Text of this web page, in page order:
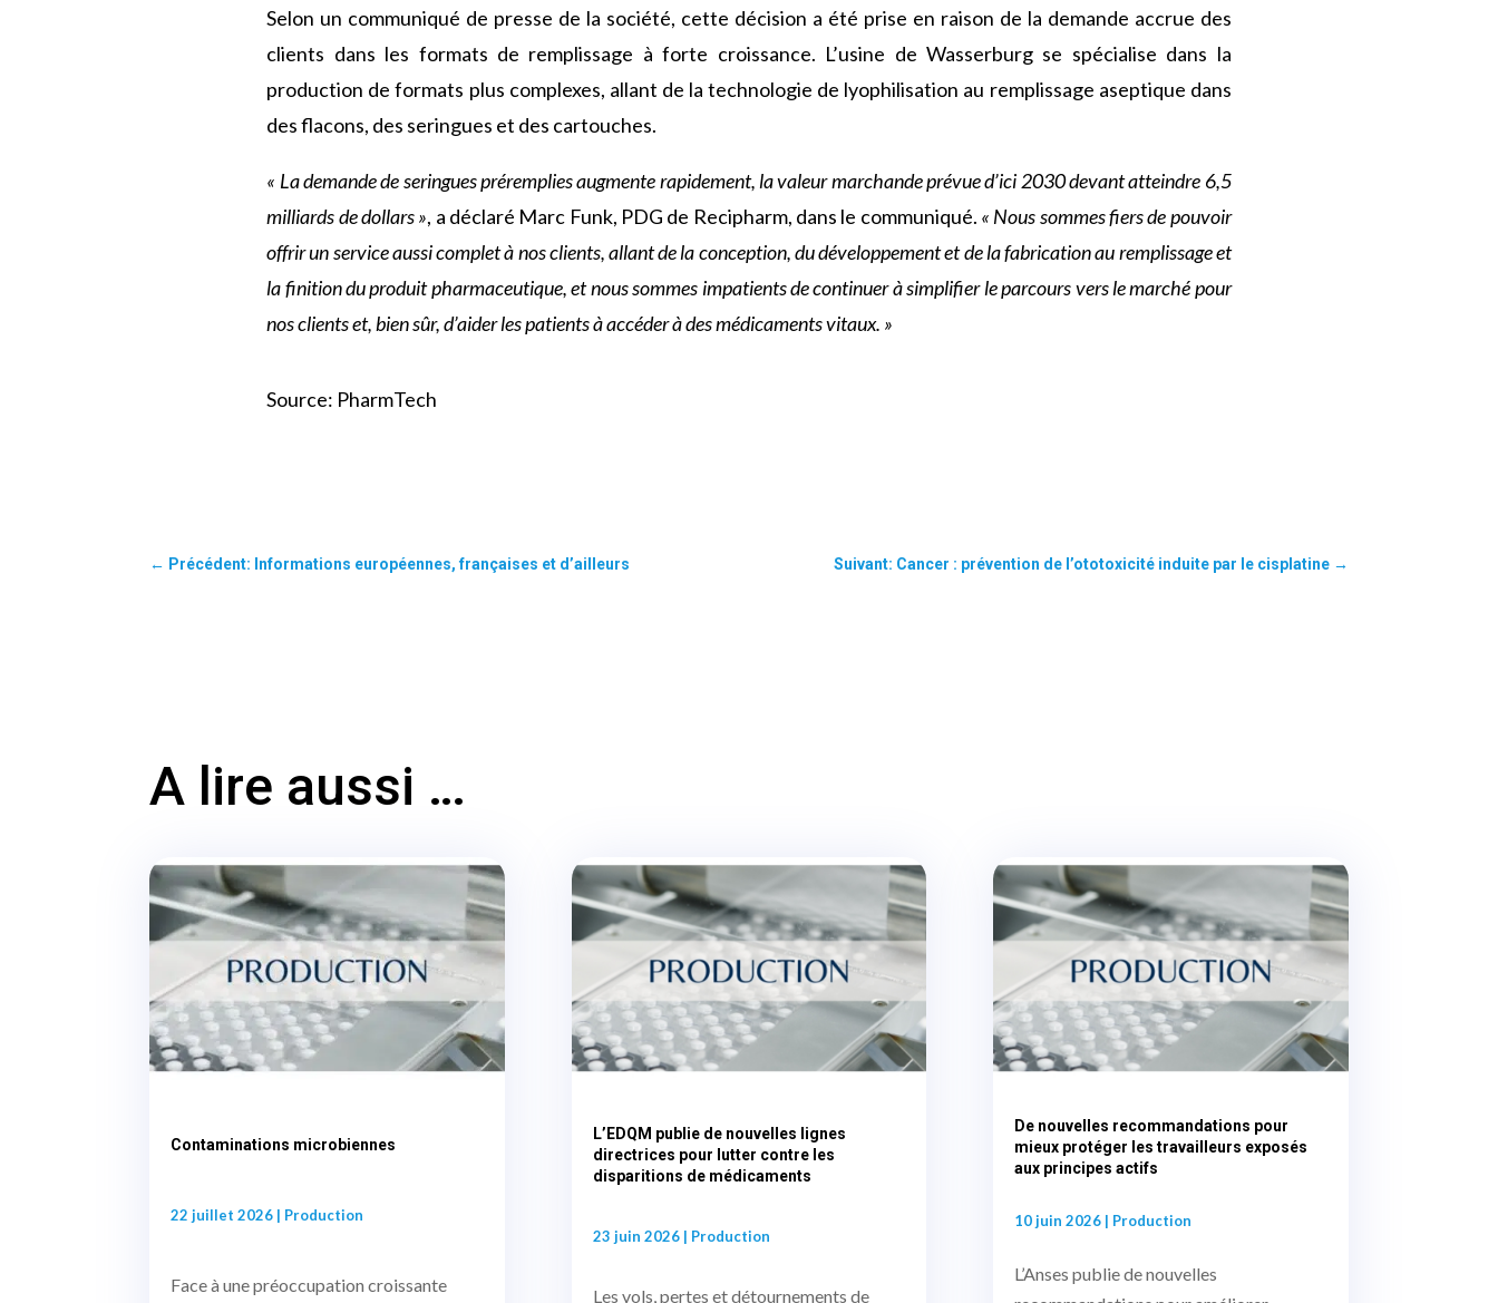
Selon un communiqué de presse de la société, cette décision a été prise en raison de la demande accrue des
clients dans les formats de remplissage à forte croissance. L’usine de Wasserburg se spécialise dans la
production de formats plus complexes, allant de la technologie de lyophilisation au remplissage aseptique dans
des flacons, des seringues et des cartouches.
« La demande de seringues préremplies augmente rapidement, la valeur marchande prévue d’ici 2030 devant atteindre 6,5
milliards de dollars », a déclaré Marc Funk, PDG de Recipharm, dans le communiqué. « Nous sommes fiers de pouvoir
offrir un service aussi complet à nos clients, allant de la conception, du développement et de la fabrication au remplissage et
la finition du produit pharmaceutique, et nous sommes impatients de continuer à simplifier le parcours vers le marché pour
nos clients et, bien sûr, d’aider les patients à accéder à des médicaments vitaux. »
Source: PharmTech
← Précédent: Informations européennes, françaises et d’ailleurs Suivant: Cancer : prévention de l’ototoxicité induite par le cisplatine→
A lire aussi …
Contaminations microbiennes
22 juillet 2026 | Production
Face à une préoccupation croissante
L’EDQM publie de nouvelles lignes
directrices pour lutter contre les
disparitions de médicaments
23 juin 2026| Production
Les vols, pertes et détournements de
De nouvelles recommandations pour
mieux protéger les travailleurs exposés
aux principes actifs
10 juin 2026| Production
L’Anses publie de nouvelles